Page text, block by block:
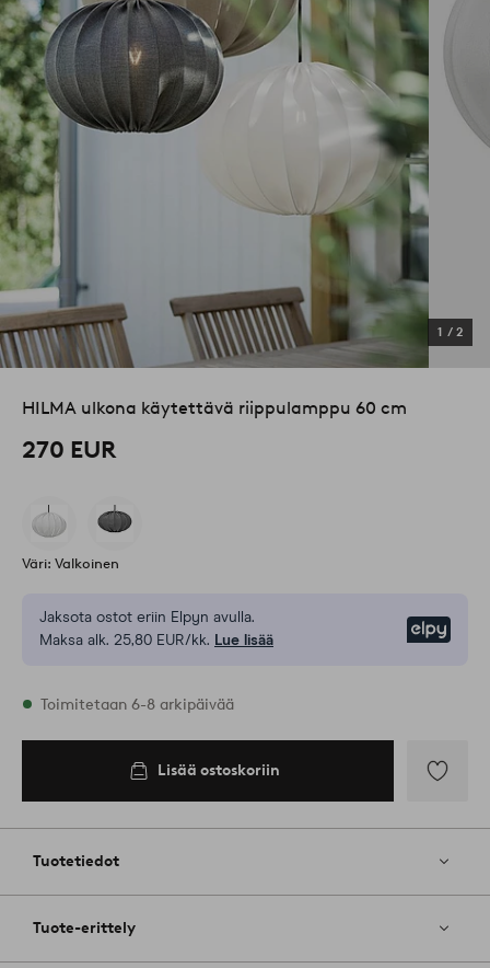
1 / 2
HILMA ulkona käytettävä riippulamppu 60 cm
270 EUR
Väri: Valkoinen
Jaksota ostot eriin Elpyn avulla.
Maksa alk. 25,80 EUR/kk. Lue lisää
Varastossa
Toimitetaan 6-8 arkipäivää
Lisää ostoskoriin
Tuotetiedot
Tuote-erittely